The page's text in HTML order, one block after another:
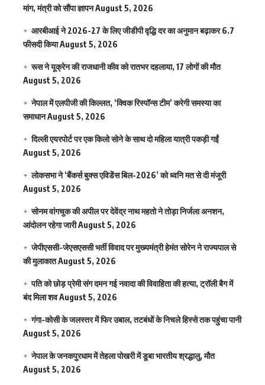
मांग, मंत्री को सौंपा ज्ञापनAugust 5, 2026
आरबीआई ने 2026-27 के लिए जीडीपी वृद्धि दर का अनुमान बढ़ाकर 6.7
फीसदी कियाAugust 5, 2026
रूस ने यूक्रेन की राजधानी कीव को रातभर दहलाया, 17 लोगों की मौत
August 5, 2026
नेपाल में एलपीजी की किल्लत, ‘क्विक रिस्पॉन्स टीम’ करेगी समस्या का
समाधानAugust 5, 2026
दिल्ली एयरपोर्ट पर एक किलो सोने के साथ दो महिला यात्री पकड़ी गईं
August 5, 2026
लोकसभा ने ‘बैंकर्स बुक्स एविडेंस बिल-2026’ को ध्वनि मत से दी मंजूरी
August 5, 2026
सोनम वांगचुक की अपील पर देवेंद्र नाथ महतो ने तोड़ा निर्जला अनशन,
आंदोलन रहेगा जारीAugust 5, 2026
जेपीएससी-जेएसएससी भर्ती विवाद पर मुख्यमंत्री हेमंत सोरेन ने राज्यपाल से
की मुलाकातAugust 5, 2026
पति को छोड़ प्रेमी संग दमन गई नवादा की विवाहिता की हत्या, ट्रॉली बैग में
बंद मिला शवAugust 5, 2026
गंगा-कोसी के जलस्तर में फिर उबाल, तटबंधों के निचले हिस्से तक पहुंचा पानी
August 5, 2026
नेपाल के जनकपुरधाम में तेहला पोखरी में डूबा भारतीय श्रद्धालु, मौत
August 5, 2026